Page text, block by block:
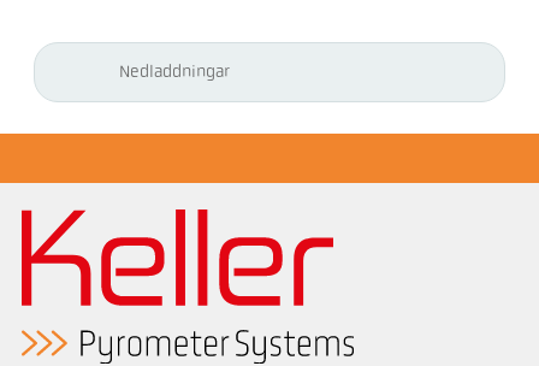
Nedladdningar